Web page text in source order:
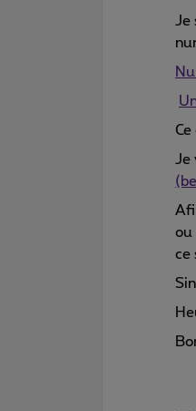
Je
Je
ou
ce